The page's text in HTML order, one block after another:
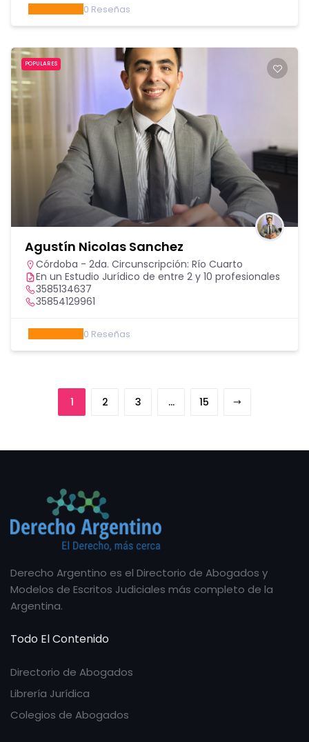
0 Reseñas
POPULARES
Agustín Nicolas Sanchez
Córdoba - 2da. Circunscripción: Río Cuarto
En un Estudio Jurídico de entre 2 y 10 profesionales
3585134637
35854129961
0 Reseñas
1 2 3 … 15
Derecho Argentino es el Directorio de Abogados y
Modelos de Escritos Judiciales más completo de la
Argentina.
Todo El Contenido
Directorio de Abogados
Librería Jurídica
Colegios de Abogados